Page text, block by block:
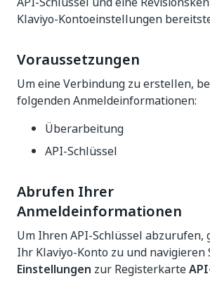
Klaviyo-Kontoeinstellungen
Voraussetzungen
Um eine Verbindung zu erstellen,
folgenden Anmeldeinformationen:
Überarbeitung
API-Schlüssel
Abrufen Ihrer
Anmeldeinformationen
Um Ihren API-Schlüssel abzurufen,
Ihr Klaviyo-Konto zu und navigieren
Einstellungen zur Registerkarte